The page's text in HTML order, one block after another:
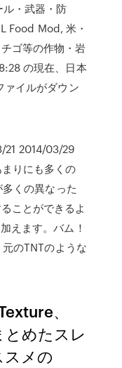
・武器・防
Food Mod, 米・
ゴ等の作物・岩
の現在、日本
ァイルがダウン
2014/03/29
りにも多くの
多くの異なった
ことができるよ
えます。バム！
のTNTのような
、
めたスレ
スメの